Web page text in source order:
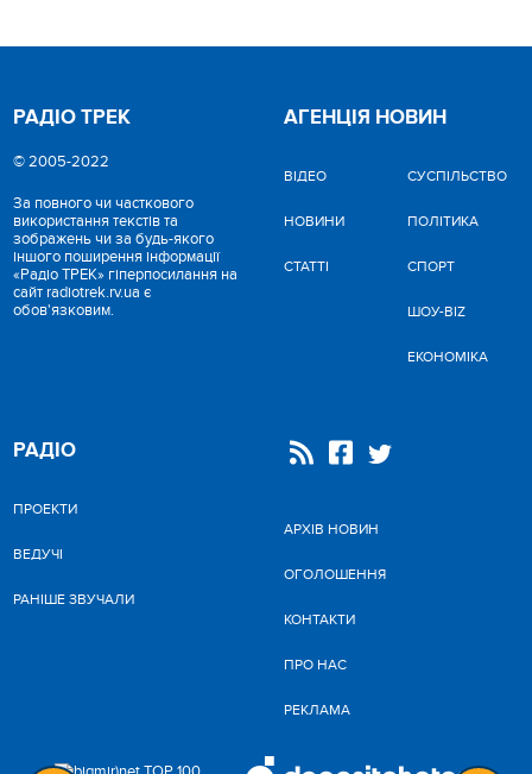
РАДІО ТРЕК
© 2005-2022
За повного чи часткового
використання текстів та
зображень чи за будь-якого
іншого поширення інформації
«Радіо ТРЕК» гіперпосилання на
сайт radiotrek.rv.ua є
обов'язковим.
АГЕНЦІЯ НОВИН
ВІДЕО
НОВИНИ
СТАТТІ
CУСПІЛЬСТВО
ПОЛІТИКА
СПОРТ
ШОУ-BIZ
ЕКОНОМІКА
РАДІО
ПРОЕКТИ
ВЕДУЧІ
РАНІШЕ ЗВУЧАЛИ
АРХІВ НОВИН
ОГОЛОШЕННЯ
КОНТАКТИ
ПРО НАС
РЕКЛАМА